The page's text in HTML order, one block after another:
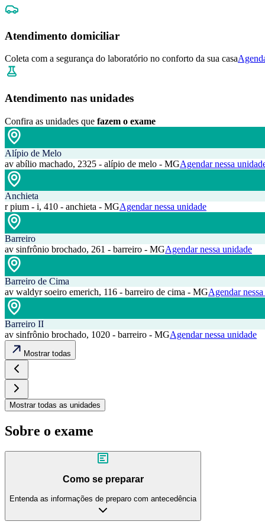
Atendimento domiciliar
Coleta com a segurança do laboratório no conforto da sua casa
Atendimento nas unidades
Confira as unidades que fazem o exame
Alípio de Melo
av abílio machado, 2325 - alípio de melo - MGAgendar nessa
Anchieta
r pium - i, 410 - anchieta - MGAgendar nessa unidade
Barreiro
av sinfrônio brochado, 261 - barreiro - MGAgendar nessa unidade
Barreiro de Cima
av waldyr soeiro emerich, 116 - barreiro de cima - MGAgendar
Barreiro II
av sinfrônio brochado, 1020 - barreiro - MGAgendar nessa unidade
Mostrar todas
Mostrar todas as unidades
Sobre o exame
Como se preparar
Entenda as informações de preparo com antecedência